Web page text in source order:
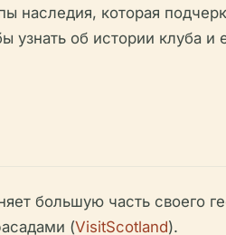
наследия, которая
об истории клуба
большую часть своего
(VisitScotland).